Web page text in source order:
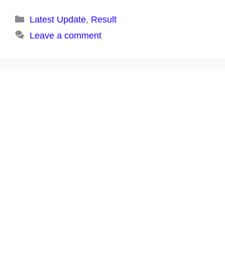
Categories
Latest Update, Result
Leave a comment